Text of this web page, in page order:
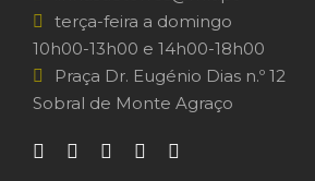
terça-feira a domingo
10h00-13h00 e 14h00-18h00
Praça Dr. Eugénio Dias n.º 12
Sobral de Monte Agraço